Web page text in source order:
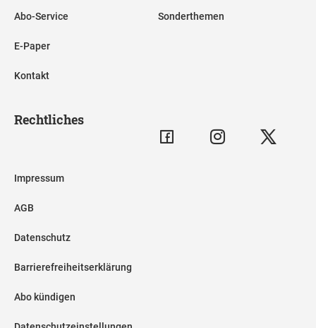
Abo-Service
E-Paper
Kontakt
Sonderthemen
Rechtliches
Impressum
AGB
Datenschutz
Barrierefreiheitserklärung
Abo kündigen